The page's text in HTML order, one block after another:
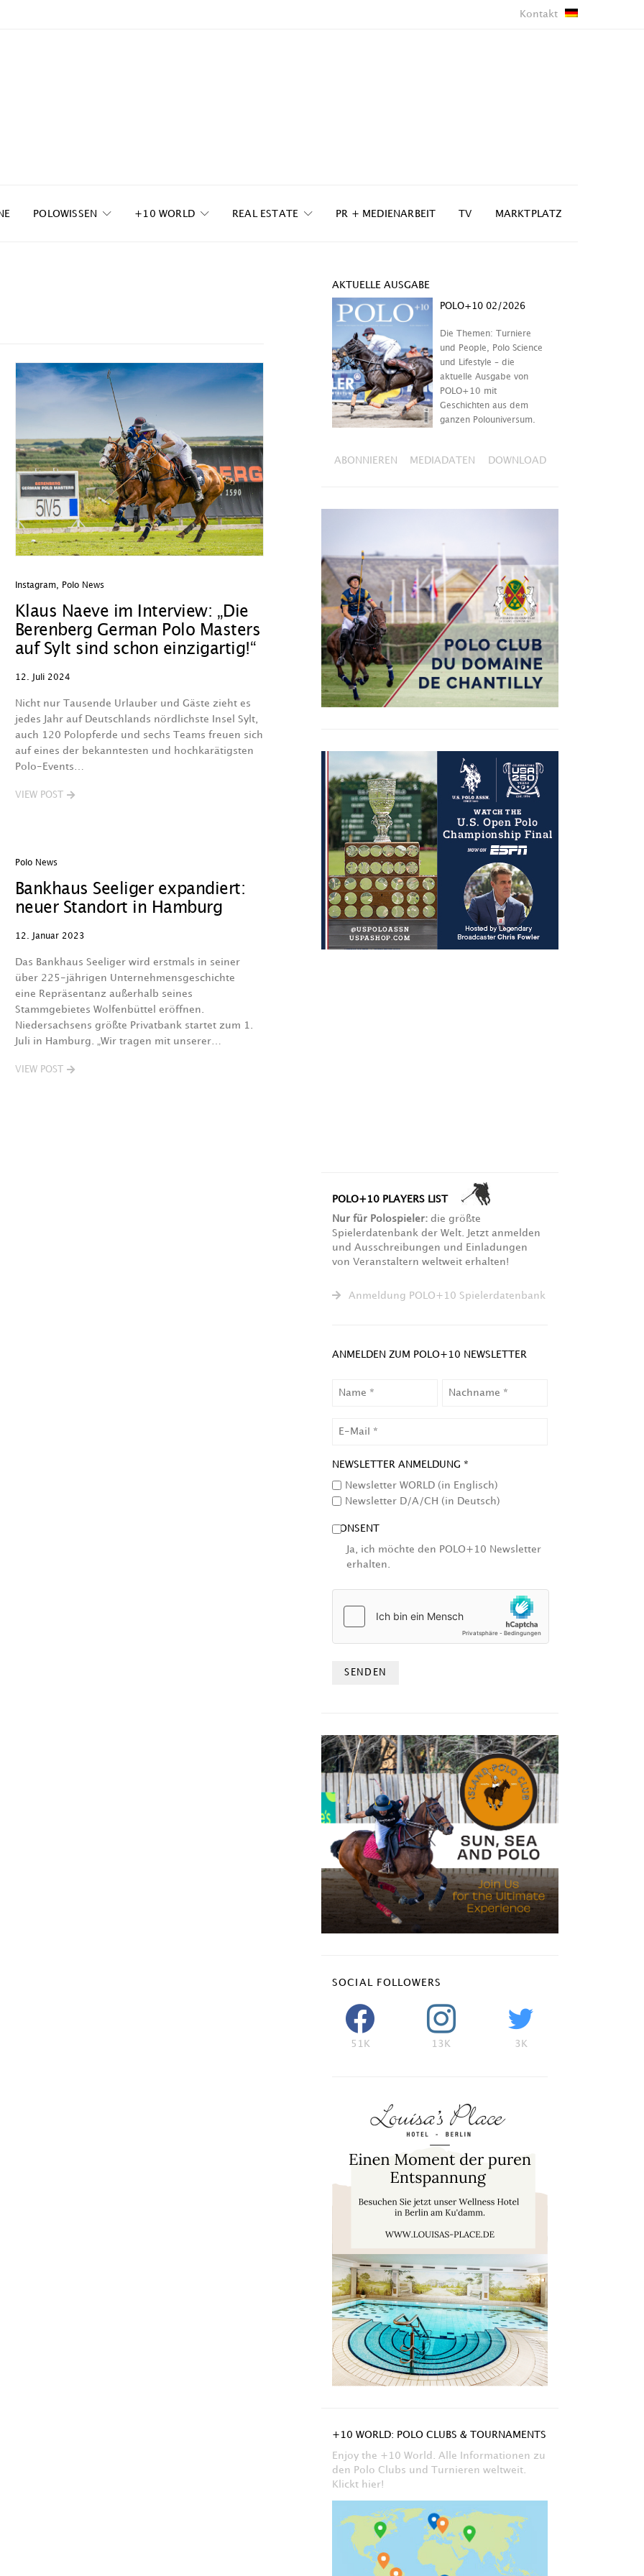
Kontakt
POLOWISSEN +10 WORLD REAL ESTATE PR + MEDIENARBEIT TV MARKTPLATZ
Instagram, Polo News
Klaus Naeve im Interview: „Die
Berenberg German Polo Masters
auf Sylt sind schon einzigartig!“
12. Juli 2024
Nicht nur Tausende Urlauber und Gäste zieht es
jedes Jahr auf Deutschlands nördlichste Insel Sylt,
auch 120 Polopferde und sechs Teams freuen sich
auf eines der bekanntesten und hochkarätigsten
Polo-Events…
VIEW POST
Polo News
Bankhaus Seeliger expandiert:
neuer Standort in Hamburg
12. Januar 2023
Das Bankhaus Seeliger wird erstmals in seiner
über 225-jährigen Unternehmensgeschichte
eine Repräsentanz außerhalb seines
Stammgebietes Wolfenbüttel eröffnen.
Niedersachsens größte Privatbank startet zum 1.
Juli in Hamburg. „Wir tragen mit unserer…
VIEW POST
AKTUELLE AUSGABE
POLO+10 02/2026
Die Themen: Turniere
und People, Polo Science
und Lifestyle – die
aktuelle Ausgabe von
POLO+10 mit
Geschichten aus dem
ganzen Polouniversum.
ABONNIEREN MEDIADATEN DOWNLOAD
POLO+10 PLAYERS LIST
Nur für Polospieler: die größte
Spielerdatenbank der Welt. Jetzt anmelden
und Ausschreibungen und Einladungen
von Veranstaltern weltweit erhalten!
Anmeldung POLO+10 Spielerdatenbank
ANMELDEN ZUM POLO+10 NEWSLETTER
NEWSLETTER ANMELDUNG *
Newsletter WORLD (in Englisch)
Newsletter D/A/CH (in Deutsch)
CONSENT
Ja, ich möchte den POLO+10 Newsletter
erhalten.
SOCIAL FOLLOWERS
51K 13K 3K
+10 WORLD: POLO CLUBS & TOURNAMENTS
Enjoy the +10 World. Alle Informationen zu
den Polo Clubs und Turnieren weltweit.
Klickt hier!